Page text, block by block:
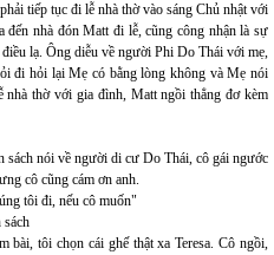
tiếp tục đi lễ nhà thờ vào sáng Chủ nhật với
đến nhà đón Matt đi lễ, cũng công nhận là sự
lạ. Ông diễu về người Phi Do Thái với mẹ,
đi hỏi lại Mẹ có bằng lòng không và Mẹ nói
thờ với gia đình, Matt ngồi thẳng đơ kèm
sách nói về người di cư Do Thái, cô gái ngước
cô cũng cám ơn anh.
tôi đi, nếu cô muốn"
tôi chọn cái ghế thật xa Teresa. Cô ngồi,